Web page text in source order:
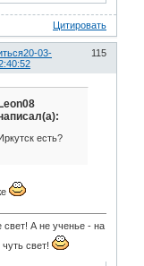
Цитировать
115
20-03-
Leon08
есть?
свет! А не ученье - на
чуть свет!